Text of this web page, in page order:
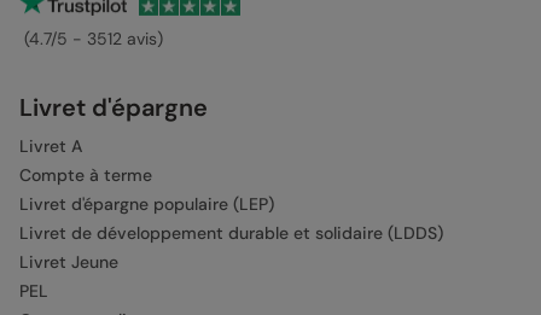
(4.7/5 - 3512 avis)
Livret d'épargne
Livret A
Compte à terme
Livret d'épargne populaire (LEP)
Livret de développement durable et solidaire (LDDS)
Livret Jeune
PEL